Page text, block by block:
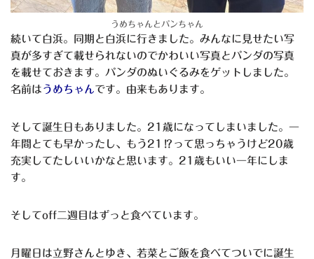
うめちゃんとパンちゃん
続いて白浜。同期と白浜に行きました。みんなに見せたい写
真が多すぎて載せられないのでかわいい写真とパンダの写真
を載せておきます。パンダのぬいぐるみをゲットしました。
名前は うめちゃんです。由来もあります。
そして誕生日もありました。21歳になってしまいました。一
年間とても早かったし、もう21⁉って思っちゃうけど20歳
充実してたしいいかなと思います。21歳もいい一年にしま
す。
そしてoff二週目はずっと食べています。
月曜日は立野さんとゆき、若菜とご飯を食べてついでに誕生